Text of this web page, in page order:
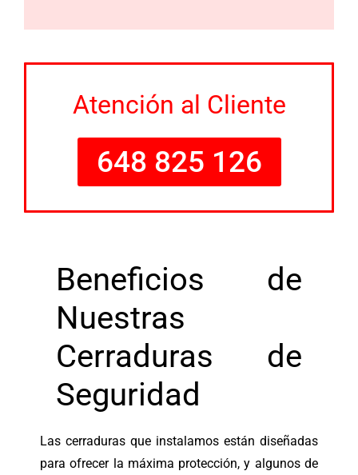
Atención al Cliente
648 825 126
Beneficios de
Nuestras
Cerraduras de
Seguridad
Las cerraduras que instalamos están diseñadas
para ofrecer la máxima protección, y algunos de